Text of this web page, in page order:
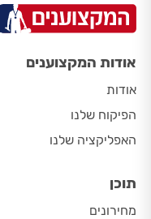
אודות המקצוענים
אודות
הפיקוח שלנו
האפליקציה שלנו
תוכן
מחירונים